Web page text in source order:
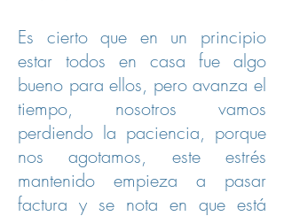
Es cierto que en un principio
estar todos en casa fue algo
bueno para ellos, pero avanza el
tiempo, nosotros vamos
perdiendo la paciencia, porque
nos agotamos, este estrés
mantenido empieza a pasar
factura y se nota en que está